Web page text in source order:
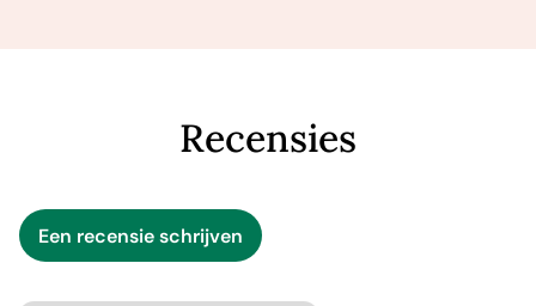
Recensies
Een recensie schrijven